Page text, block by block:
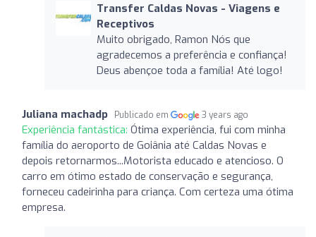
Transfer Caldas Novas - Viagens e
Receptivos
Muito obrigado, Ramon Nós que
agradecemos a preferência e confiança!
Deus abençoe toda a família! Até logo!
Juliana machadp Publicado em 3 years ago
Experiência fantástica: Ótima experiência, fui com minha
família do aeroporto de Goiânia até Caldas Novas e
depois retornarmos...Motorista educado e atencioso. O
carro em ótimo estado de conservação e segurança,
forneceu cadeirinha para criança. Com certeza uma ótima
empresa.